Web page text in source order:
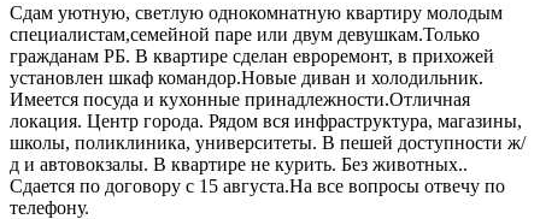
Сдам уютную, светлую однокомнатную квартиру молодым
специалистам,семейной паре или двум девушкам.Только
гражданам РБ. В квартире сделан евроремонт, в прихожей
установлен шкаф командор.Новые диван и холодильник.
Имеется посуда и кухонные принадлежности.Отличная
локация. Центр города. Рядом вся инфраструктура, магазины,
школы, поликлиника, университеты. В пешей доступности ж/
д и автовокзалы. В квартире не курить. Без животных..
Сдается по договору с 15 августа.На все вопросы отвечу по
телефону.